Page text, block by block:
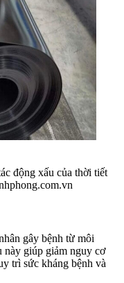
động xấu của thời tiết
gây bệnh từ môi
này giúp giảm nguy cơ
trì sức kháng bệnh và